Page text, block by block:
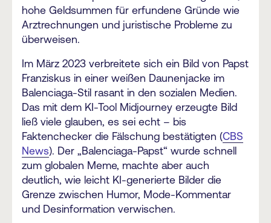
hohe Geldsummen für erfundene Gründe wie
Arztrechnungen und juristische Probleme zu
überweisen.
Im März 2023 verbreitete sich ein Bild von Papst
Franziskus in einer weißen Daunenjacke im
Balenciaga-Stil rasant in den sozialen Medien.
Das mit dem KI-Tool Midjourney erzeugte Bild
ließ viele glauben, es sei echt – bis
Faktenchecker die Fälschung bestätigten (CBS
News). Der „Balenciaga-Papst“ wurde schnell
zum globalen Meme, machte aber auch
deutlich, wie leicht KI-generierte Bilder die
Grenze zwischen Humor, Mode-Kommentar
und Desinformation verwischen.